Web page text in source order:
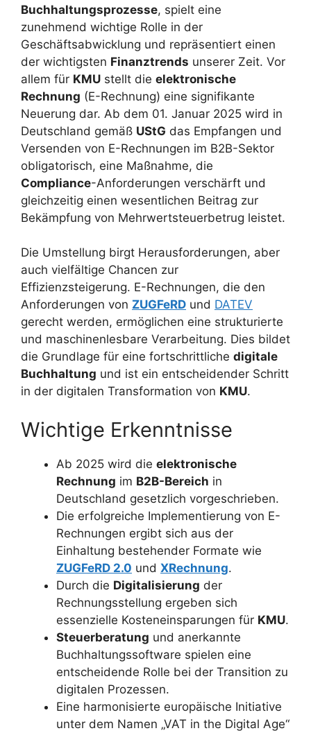
Buchhaltungsprozesse, spielt eine
zunehmend wichtige Rolle in der
Geschäftsabwicklung und repräsentiert einen
der wichtigsten Finanztrends unserer Zeit. Vor
allem für KMU stellt die elektronische
Rechnung (E-Rechnung) eine signifikante
Neuerung dar. Ab dem 01. Januar 2025 wird in
Deutschland gemäß UStG das Empfangen und
Versenden von E-Rechnungen im B2B-Sektor
obligatorisch, eine Maßnahme, die
Compliance-Anforderungen verschärft und
gleichzeitig einen wesentlichen Beitrag zur
Bekämpfung von Mehrwertsteuerbetrug leistet.
Die Umstellung birgt Herausforderungen, aber
auch vielfältige Chancen zur
Effizienzsteigerung. E-Rechnungen, die den
Anforderungen von ZUGFeRD und DATEV
gerecht werden, ermöglichen eine strukturierte
und maschinenlesbare Verarbeitung. Dies bildet
die Grundlage für eine fortschrittliche digitale
Buchhaltung und ist ein entscheidender Schritt
in der digitalen Transformation von KMU.
Wichtige Erkenntnisse
Ab 2025 wird die elektronische
Rechnung im B2B-Bereich in
Deutschland gesetzlich vorgeschrieben.
Die erfolgreiche Implementierung von E-
Rechnungen ergibt sich aus der
Einhaltung bestehender Formate wie
ZUGFeRD 2.0 und XRechnung.
Durch die Digitalisierung der
Rechnungsstellung ergeben sich
essenzielle Kosteneinsparungen für KMU.
Steuerberatung und anerkannte
Buchhaltungssoftware spielen eine
entscheidende Rolle bei der Transition zu
digitalen Prozessen.
Eine harmonisierte europäische Initiative
unter dem Namen „VAT in the Digital Age“